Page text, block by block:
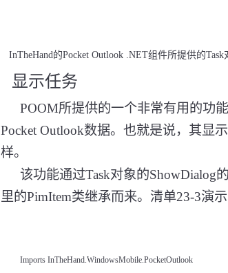
InTheHand的Pocket Outlook .NET组件所提供的Task
显示任务
POOM所提供的一个非常有用的功
Pocket Outlook数据。也就是说，其显
样。
该功能通过Task对象的ShowDialog
里的PimItem类继承而来。清单23-3演
Imports InTheHand.WindowsMobile.PocketOutlook